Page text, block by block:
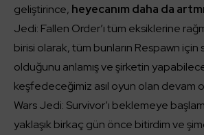
geliştirince, heyecanım daha da
Jedi: Fallen Order’ı tüm eksiklerine
birisi olarak, tüm bunların Respawn için
olduğunu anlamış ve şirketin
keşfedeceğimiz asıl oyun olan devam
Wars Jedi: Survivor’ı beklemeye
yaklaşık birkaç gün önce bitirdim ve